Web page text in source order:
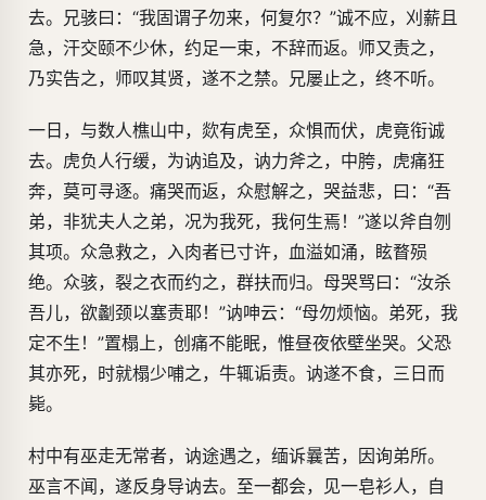
去。兄骇曰：“我固谓子勿来，何复尔？”诚不应，刈薪且
急，汗交颐不少休，约足一束，不辞而返。师又责之，
乃实告之，师叹其贤，遂不之禁。兄屡止之，终不听。
一日，与数人樵山中，欻有虎至，众惧而伏，虎竟衔诚
去。虎负人行缓，为讷追及，讷力斧之，中胯，虎痛狂
奔，莫可寻逐。痛哭而返，众慰解之，哭益悲，曰：“吾
弟，非犹夫人之弟，况为我死，我何生焉！”遂以斧自刎
其项。众急救之，入肉者已寸许，血溢如涌，眩瞀殒
绝。众骇，裂之衣而约之，群扶而归。母哭骂曰：“汝杀
吾儿，欲劙颈以塞责耶！”讷呻云：“母勿烦恼。弟死，我
定不生！”置榻上，创痛不能眠，惟昼夜依壁坐哭。父恐
其亦死，时就榻少哺之，牛辄诟责。讷遂不食，三日而
毙。
村中有巫走无常者，讷途遇之，缅诉曩苦，因询弟所。
巫言不闻，遂反身导讷去。至一都会，见一皂衫人，自